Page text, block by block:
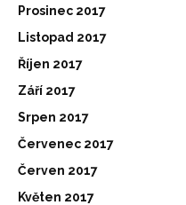
Prosinec 2017
Listopad 2017
Říjen 2017
Září 2017
Srpen 2017
Červenec 2017
Červen 2017
Květen 2017